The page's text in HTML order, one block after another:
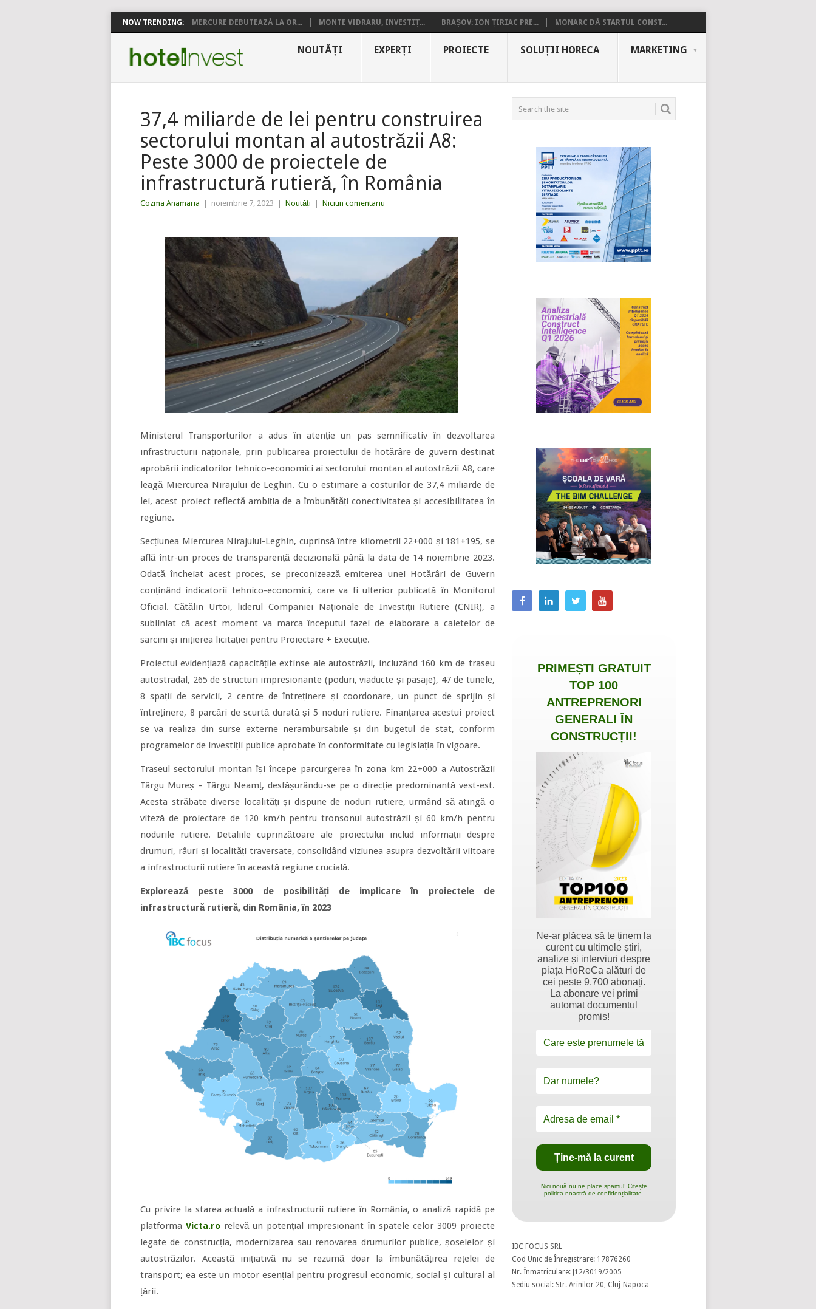
NOW TRENDING: MERCURE DEBUTEAZĂ LA OR... MONTE VIDRARU, INVESTIȚ... BRAȘOV: ION ȚIRIAC PRE... MONARC DĂ STARTUL CONST...
NOUTĂȚI EXPERȚI PROIECTE SOLUȚII HORECA MARKETING
37,4 miliarde de lei pentru construirea
sectorului montan al autostrăzii A8:
Peste 3000 de proiectele de
infrastructură rutieră, în România
Cozma Anamaria noiembrie 7, 2023 Noutăți Niciun comentariu
Ministerul Transporturilor a adus în atenție un pas semnificativ în dezvoltarea
infrastructurii naționale, prin publicarea proiectului de hotărâre de guvern destinat
aprobării indicatorilor tehnico-economici ai sectorului montan al autostrăzii A8, care
leagă Miercurea Nirajului de Leghin. Cu o estimare a costurilor de 37,4 miliarde de
lei, acest proiect reflectă ambiția de a îmbunătăți conectivitatea și accesibilitatea în
regiune.
Secțiunea Miercurea Nirajului-Leghin, cuprinsă între kilometrii 22+000 și 181+195, se
află într-un proces de transparență decizională până la data de 14 noiembrie 2023.
Odată încheiat acest proces, se preconizează emiterea unei Hotărâri de Guvern
conținând indicatorii tehnico-economici, care va fi ulterior publicată în Monitorul
Oficial. Cătălin Urtoi, liderul Companiei Naționale de Investiții Rutiere (CNIR), a
subliniat că acest moment va marca începutul fazei de elaborare a caietelor de
sarcini și inițierea licitației pentru Proiectare + Execuție.
Proiectul evidențiază capacitățile extinse ale autostrăzii, incluzând 160 km de traseu
autostradal, 265 de structuri impresionante (poduri, viaducte și pasaje), 47 de tunele,
8 spații de servicii, 2 centre de întreținere și coordonare, un punct de sprijin și
întreținere, 8 parcări de scurtă durată și 5 noduri rutiere. Finanțarea acestui proiect
se va realiza din surse externe nerambursabile și din bugetul de stat, conform
programelor de investiții publice aprobate în conformitate cu legislația în vigoare.
Traseul sectorului montan își începe parcurgerea în zona km 22+000 a Autostrăzii
Târgu Mureș – Târgu Neamț, desfășurându-se pe o direcție predominantă vest-est.
Acesta străbate diverse localități și dispune de noduri rutiere, urmând să atingă o
viteză de proiectare de 120 km/h pentru tronsonul autostrăzii și 60 km/h pentru
nodurile rutiere. Detaliile cuprinzătoare ale proiectului includ informații despre
drumuri, râuri și localități traversate, consolidând viziunea asupra dezvoltării viitoare
a infrastructurii rutiere în această regiune crucială.
Explorează peste 3000 de posibilități de implicare în proiectele de
infrastructură rutieră, din România, în 2023
Cu privire la starea actuală a infrastructurii rutiere în România, o analiză rapidă pe
platforma Victa.ro relevă un potențial impresionant în spatele celor 3009 proiecte
legate de construcția, modernizarea sau renovarea drumurilor publice, șoselelor și
autostrăzilor. Această inițiativă nu se rezumă doar la îmbunătățirea rețelei de
transport; ea este un motor esențial pentru progresul economic, social și cultural al
țării.
PRIMEȘTI GRATUIT
TOP 100
ANTREPRENORI
GENERALI ÎN
CONSTRUCȚII!
Ne-ar plăcea să te ținem la
curent cu ultimele știri,
analize și interviuri despre
piața HoReCa alături de
cei peste 9.700 abonați.
La abonare vei primi
automat documentul
promis!
Nici nouă nu ne place spamul! Citește
politica noastră de confidențialitate.
IBC FOCUS SRL
Cod Unic de Înregistrare: 17876260
Nr. Înmatriculare: J12/3019/2005
Sediu social: Str. Arinilor 20, Cluj-Napoca